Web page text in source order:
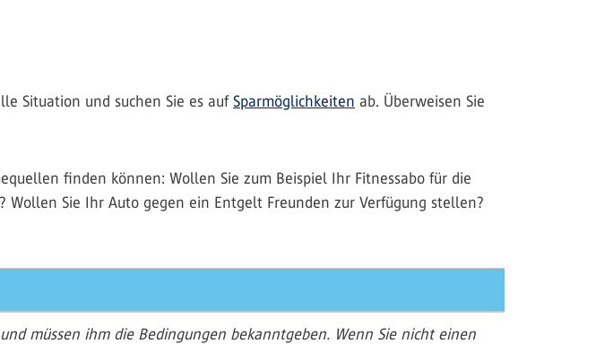
Situation und suchen Sie es auf Sparmöglichkeiten ab. Überweisen Sie
finden können: Wollen Sie zum Beispiel Ihr Fitnessabo für die
Sie Ihr Auto gegen ein Entgelt Freunden zur Verfügung stellen?
müssen ihm die Bedingungen bekanntgeben. Wenn Sie nicht einen